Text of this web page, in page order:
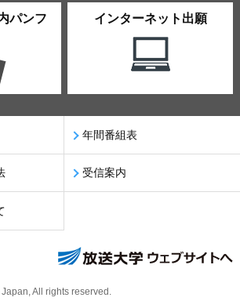
パンフ
インターネット出願
年間番組表
受信案内
All rights reserved.